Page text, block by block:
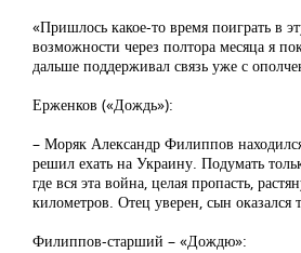
«Пришлось какое-то время поиграть в
возможности через полтора месяца я
дальше поддерживал связь уже с
Ерженков («Дождь»):
– Моряк Александр Филиппов
решил ехать на Украину. Подумать
где вся эта война, целая пропасть,
километров. Отец уверен, сын оказался
Филиппов-старший – «Дождю»: